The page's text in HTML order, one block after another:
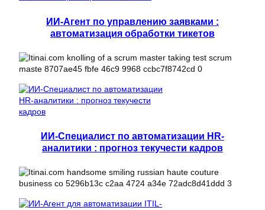
ИИ-Агент по управлению заявками :
автоматизация обработки тикетов
ИИ-Специалист по автоматизации HR-
аналитики : прогноз текучести кадров